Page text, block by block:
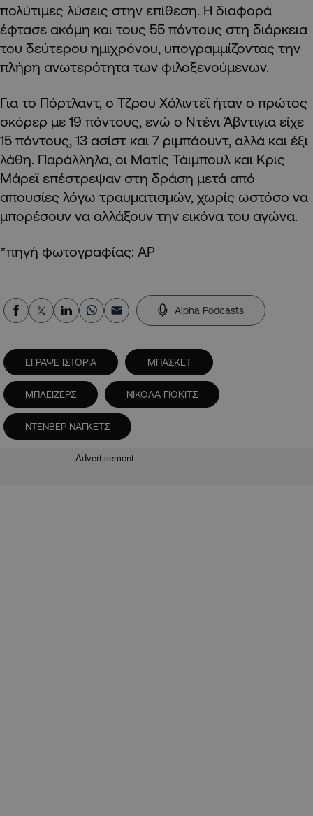
πολύτιμες λύσεις στην επίθεση. Η διαφορά
έφτασε ακόμη και τους 55 πόντους στη διάρκεια
του δεύτερου ημιχρόνου, υπογραμμίζοντας την
πλήρη ανωτερότητα των φιλοξενούμενων.
Για το Πόρτλαντ, ο Τζρου Χόλιντεϊ ήταν ο πρώτος
σκόρερ με 19 πόντους, ενώ ο Ντένι Άβντιγια είχε
15 πόντους, 13 ασίστ και 7 ριμπάουντ, αλλά και έξι
λάθη. Παράλληλα, οι Ματίς Τάιμπουλ και Κρις
Μάρεϊ επέστρεψαν στη δράση μετά από
απουσίες λόγω τραυματισμών, χωρίς ωστόσο να
μπορέσουν να αλλάξουν την εικόνα του αγώνα.
*πηγή φωτογραφίας: AP
Alpha Podcasts
ΕΓΡΑΨΕ ΙΣΤΟΡΙΑ ΜΠΑΣΚΕΤ
ΜΠΛΕΙΖΕΡΣ ΝΙΚΟΛΑ ΓΙΟΚΙΤΣ
ΝΤΕΝΒΕΡ ΝΑΓΚΕΤΣ
Advertisement